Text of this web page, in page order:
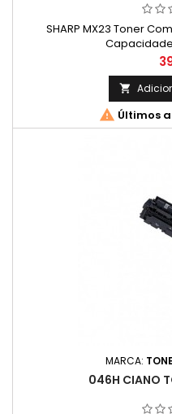
SHARP MX23 Toner

 Últimos
MARCA:
046H CIANO